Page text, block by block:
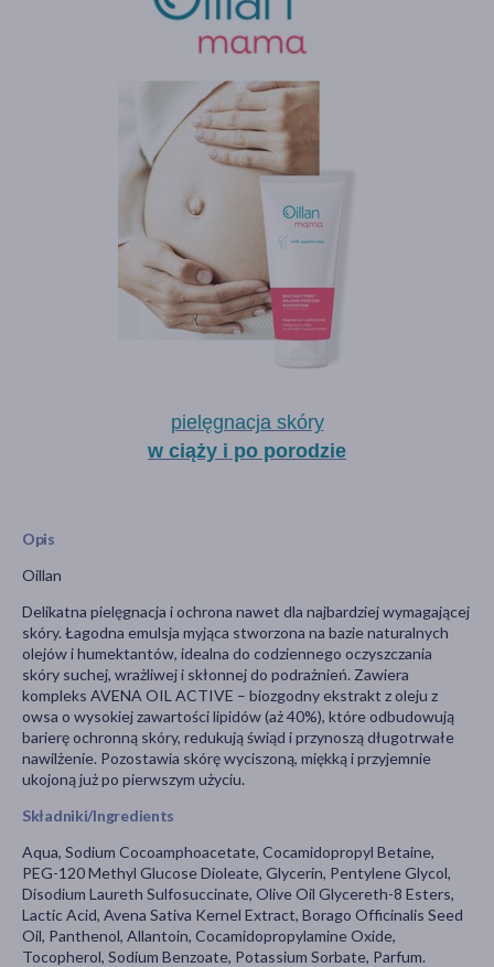
pielęgnacja skóry
w ciąży i po porodzie
Opis
Oillan
Delikatna pielęgnacja i ochrona nawet dla najbardziej wymagającej
skóry. Łagodna emulsja myjąca stworzona na bazie naturalnych
olejów i humektantów, idealna do codziennego oczyszczania
skóry suchej, wrażliwej i skłonnej do podrażnień. Zawiera
kompleks AVENA OIL ACTIVE – biozgodny ekstrakt z oleju z
owsa o wysokiej zawartości lipidów (aż 40%), które odbudowują
barierę ochronną skóry, redukują świąd i przynoszą długotrwałe
nawilżenie. Pozostawia skórę wyciszoną, miękką i przyjemnie
ukojoną już po pierwszym użyciu.
Składniki/Ingredients
Aqua, Sodium Cocoamphoacetate, Cocamidopropyl Betaine,
PEG-120 Methyl Glucose Dioleate, Glycerin, Pentylene Glycol,
Disodium Laureth Sulfosuccinate, Olive Oil Glycereth-8 Esters,
Lactic Acid, Avena Sativa Kernel Extract, Borago Officinalis Seed
Oil, Panthenol, Allantoin, Cocamidopropylamine Oxide,
Tocopherol, Sodium Benzoate, Potassium Sorbate, Parfum.